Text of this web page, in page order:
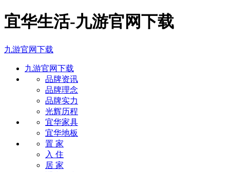
宜华生活-九游官网下载
九游官网下载
九游官网下载
品牌资讯
品牌理念
品牌实力
光辉历程
宜华家具
宜华地板
置 家
入 住
居 家